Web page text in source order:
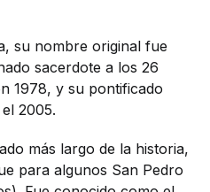
su nombre original fue
sacerdote a los 26
1978, y su pontificado
2005.
más largo de la historia,
para algunos San Pedro